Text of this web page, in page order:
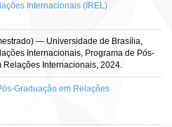
Internacionais (IREL)
— Universidade de Brasília,
Internacionais, Programa de Pós-
Relações Internacionais, 2024.
Graduação em Relações